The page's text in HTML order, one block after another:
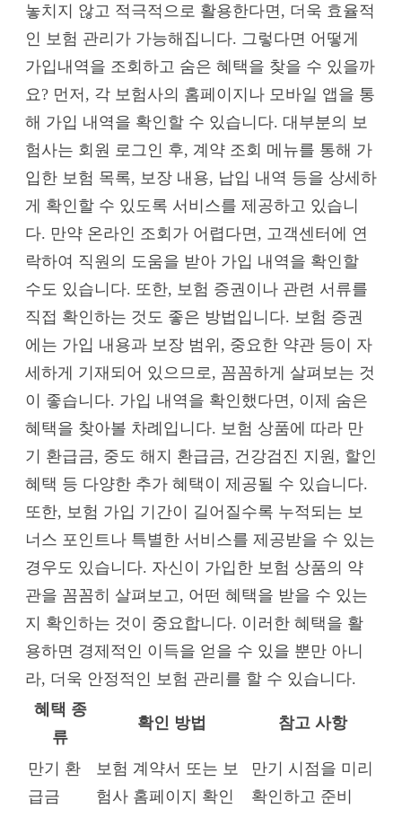
놓치지 않고 적극적으로 활용한다면, 더욱 효율적
인 보험 관리가 가능해집니다. 그렇다면 어떻게
가입내역을 조회하고 숨은 혜택을 찾을 수 있을까
요? 먼저, 각 보험사의 홈페이지나 모바일 앱을 통
해 가입 내역을 확인할 수 있습니다. 대부분의 보
험사는 회원 로그인 후, 계약 조회 메뉴를 통해 가
입한 보험 목록, 보장 내용, 납입 내역 등을 상세하
게 확인할 수 있도록 서비스를 제공하고 있습니
다. 만약 온라인 조회가 어렵다면, 고객센터에 연
락하여 직원의 도움을 받아 가입 내역을 확인할
수도 있습니다. 또한, 보험 증권이나 관련 서류를
직접 확인하는 것도 좋은 방법입니다. 보험 증권
에는 가입 내용과 보장 범위, 중요한 약관 등이 자
세하게 기재되어 있으므로, 꼼꼼하게 살펴보는 것
이 좋습니다. 가입 내역을 확인했다면, 이제 숨은
혜택을 찾아볼 차례입니다. 보험 상품에 따라 만
기 환급금, 중도 해지 환급금, 건강검진 지원, 할인
혜택 등 다양한 추가 혜택이 제공될 수 있습니다.
또한, 보험 가입 기간이 길어질수록 누적되는 보
너스 포인트나 특별한 서비스를 제공받을 수 있는
경우도 있습니다. 자신이 가입한 보험 상품의 약
관을 꼼꼼히 살펴보고, 어떤 혜택을 받을 수 있는
지 확인하는 것이 중요합니다. 이러한 혜택을 활
용하면 경제적인 이득을 얻을 수 있을 뿐만 아니
라, 더욱 안정적인 보험 관리를 할 수 있습니다.
혜택 종
류
확인 방법 참고 사항
만기 환
급금
보험 계약서 또는 보
험사 홈페이지 확인
만기 시점을 미리
확인하고 준비